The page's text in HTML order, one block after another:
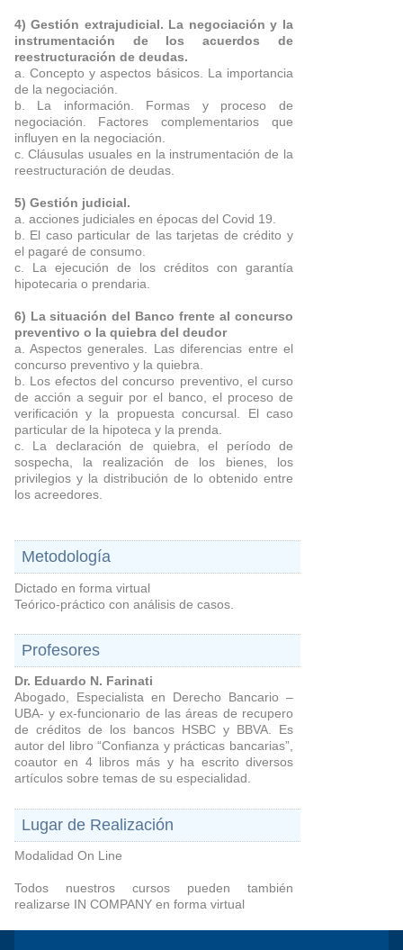
4) Gestión extrajudicial. La negociación y la
instrumentación de los acuerdos de
reestructuración de deudas.
a. Concepto y aspectos básicos. La importancia
de la negociación.
b. La información. Formas y proceso de
negociación. Factores complementarios que
influyen en la negociación.
c. Cláusulas usuales en la instrumentación de la
reestructuración de deudas.
5) Gestión judicial.
a. acciones judiciales en épocas del Covid 19.
b. El caso particular de las tarjetas de crédito y
el pagaré de consumo.
c. La ejecución de los créditos con garantía
hipotecaria o prendaria.
6) La situación del Banco frente al concurso
preventivo o la quiebra del deudor
a. Aspectos generales. Las diferencias entre el
concurso preventivo y la quiebra.
b. Los efectos del concurso preventivo, el curso
de acción a seguir por el banco, el proceso de
verificación y la propuesta concursal. El caso
particular de la hipoteca y la prenda.
c. La declaración de quiebra, el período de
sospecha, la realización de los bienes, los
privilegios y la distribución de lo obtenido entre
los acreedores.
Metodología
Dictado en forma virtual
Teórico-práctico con análisis de casos.
Profesores
Dr. Eduardo N. Farinati
Abogado, Especialista en Derecho Bancario –
UBA- y ex-funcionario de las áreas de recupero
de créditos de los bancos HSBC y BBVA. Es
autor del libro “Confianza y prácticas bancarias”,
coautor en 4 libros más y ha escrito diversos
artículos sobre temas de su especialidad.
Lugar de Realización
Modalidad On Line
Todos nuestros cursos pueden también
realizarse IN COMPANY en forma virtual